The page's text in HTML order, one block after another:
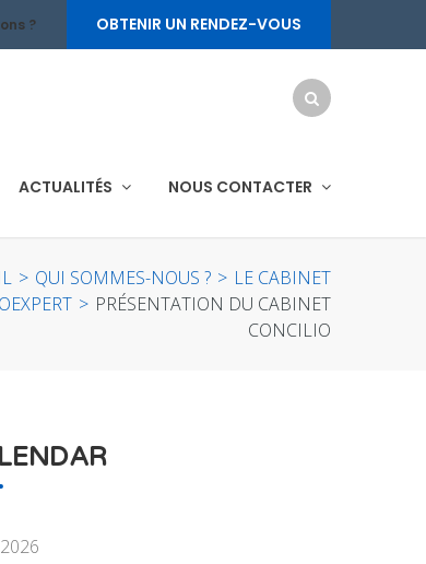
? OBTENIR UN RENDEZ-VOUS
ACTUALITÉS NOUS CONTACTER
> QUI SOMMES-NOUS ? > LE CABINET
> PRÉSENTATION DU CABINET
CONCILIO